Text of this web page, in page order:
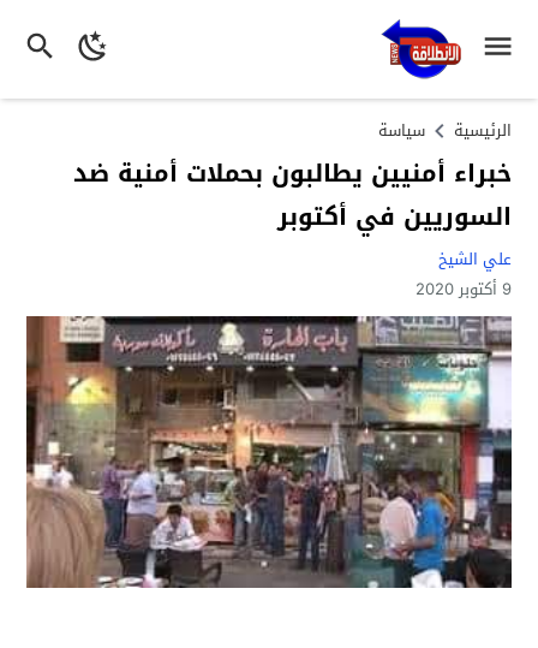
الرئيسية سياسة
خبراء أمنيين يطالبون بحملات أمنية ضد
السوريين في أكتوبر
علي الشيخ
9 أكتوبر 2020